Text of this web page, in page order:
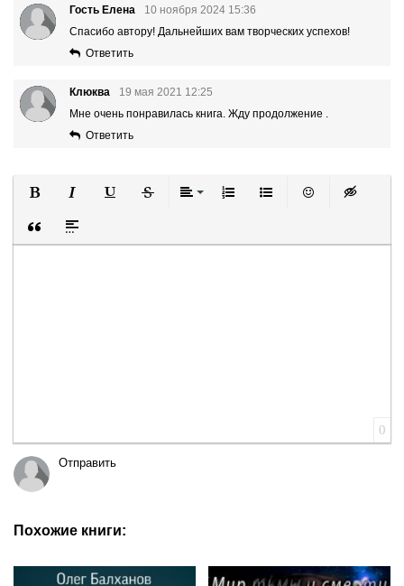
Гость Елена
10 ноября 2024 15:36
Спасибо автору! Дальнейших вам творческих успехов!
Ответить
Клюква
19 мая 2021 12:25
Мне очень понравилась книга. Жду продолжение .
Ответить
Вставка цитаты
Вставка спойлера
0
Отправить
Похожие книги: